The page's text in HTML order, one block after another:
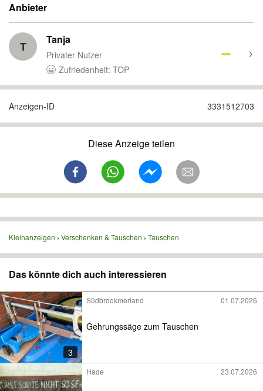
Anbieter
T Tanja
Privater Nutzer
Zufriedenheit: TOP
Anzeigen-ID 3331512703
Diese Anzeige teilen
Kleinanzeigen Verschenken & Tauschen Tauschen
Das könnte dich auch interessieren
3
Südbrookmerland 01.07.2026
Gehrungssäge zum Tauschen
Hage 23.07.2026